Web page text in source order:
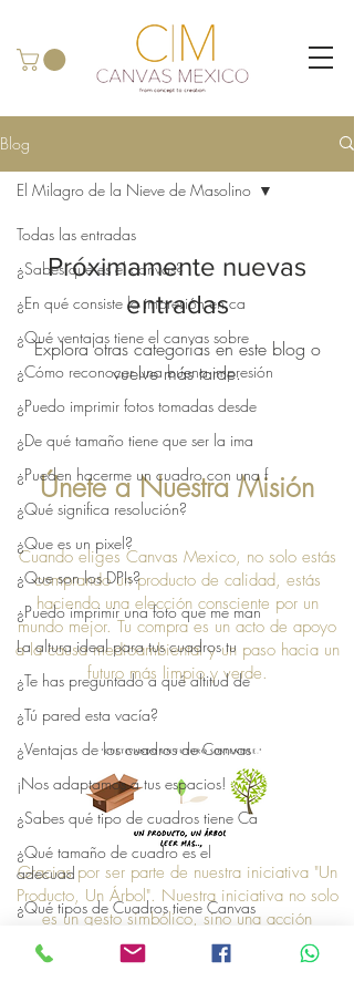
Blog
Todas las entradas
¿Sabes qué es el canvas?
¿En qué consiste la impresión en ca
¿Qué ventajas tiene el canvas sobre
¿Cómo reconocer una buena impresión
¿Puedo imprimir fotos tomadas desde
¿De qué tamaño tiene que ser la ima
¿Pueden hacerme un cuadro con una f
¿Qué significa resolución?
¿Que es un pixel?
¿Que son los DPIs?
¿Puedo imprimir una foto que me man
La altura ideal para tus cuadros tu
¿Te has preguntado a qué altitud de
¿Tú pared esta vacía?
¿Ventajas de los cuadros de Canvas
¡Nos adaptamos a tus espacios!
¿Sabes qué tipo de cuadros tiene Ca
¿Qué tamaño de cuadro es el
adecuad
¿Qué tipos de Cuadros tiene Canvas
Cuadros Para Ambientes Espaciosos
El Milagro de la Nieve de Masolino
Próximamente nuevas
entradas
Explora otras categorías en este blog o
vuelve más tarde.
Únete a Nuestra Misión
Cuando eliges Canvas Mexico, no solo estás
comprando un producto de calidad, estás
haciendo una elección consciente por un
mundo mejor. Tu compra es un acto de apoyo
a la causa medioambiental y un paso hacia un
futuro más limpio y verde.
Gracias por ser parte de nuestra iniciativa "Un
Producto, Un Árbol". Nuestra iniciativa no solo
es un gesto simbólico, sino una acción
concreta que refleja nuestro compromiso con la
sostenibilidad. Así que, gracias por elegirnos,